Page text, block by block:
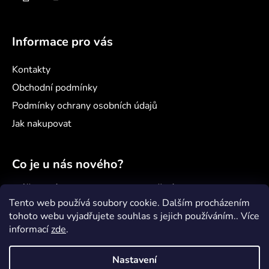
Tento web používá soubory cookie. Dalším procházením
tohoto webu vyjadřujete souhlas s jejich používáním.. Více
informacízde.
Nastavení
Informace pro vás
Kontakty
Obchodní podmínky
Podmínky ochrany osobních údajů
Jak nakupovat
Co je u nás nového?
Náš nový projekt: samoobslužný minimarket
Šenvert
Věděli jste, že...?
Jak správně pečovat o paddleboard?